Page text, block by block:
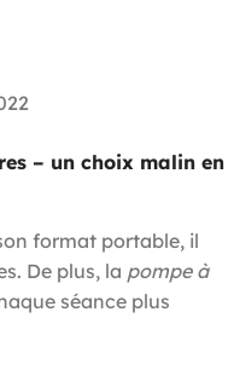
– un choix malin en
format portable, il
De plus, la pompe à
séance plus